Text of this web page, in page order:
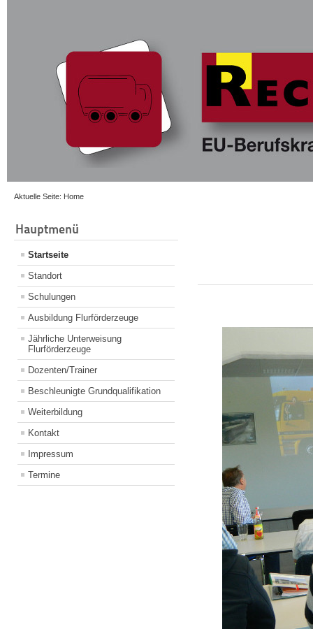
Aktuelle Seite: Home
Hauptmenü
Startseite
Standort
Schulungen
Ausbildung Flurförderzeuge
Jährliche Unterweisung
Flurförderzeuge
Dozenten/Trainer
Beschleunigte Grundqualifikation
Weiterbildung
Kontakt
Impressum
Termine